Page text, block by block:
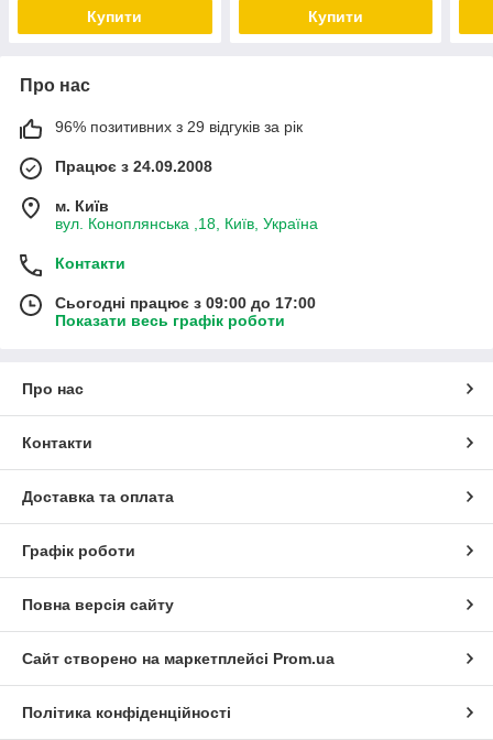
Купити Купити
Про нас
96% позитивних з 29 відгуків за рік
Працює з 24.09.2008
м. Київ
вул. Коноплянська ,18, Київ, Україна
Контакти
Сьогодні працює з 09:00 до 17:00
Показати весь графік роботи
Про нас
Контакти
Доставка та оплата
Графік роботи
Повна версія сайту
Сайт створено на маркетплейсі Prom.ua
Політика конфіденційності